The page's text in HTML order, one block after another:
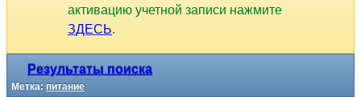
активацию учетной записи нажмите
ЗДЕСЬ.
Результаты поиска
Метка: питание